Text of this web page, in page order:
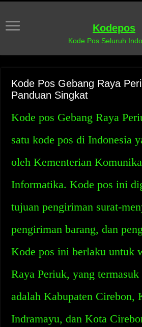
Kodepos
Kode Pos Seluruh
Kode Pos Gebang Raya
Panduan Singkat
Kode pos Gebang Raya
satu kode pos di Indonesia
oleh Kementerian
Informatika. Kode pos ini
tujuan pengiriman surat-
pengiriman barang, dan
Kode pos ini berlaku untuk
Raya Periuk, yang
adalah Kabupaten Cirebon,
Indramayu, dan Kota